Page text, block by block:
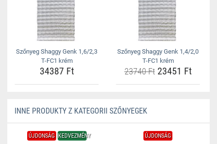
Szőnyeg Shaggy Genk 1,6/2,3
T-FC1 krém
34387 Ft
Szőnyeg Shaggy Genk 1,4/2,0
T-FC1 krém
23740 Ft23451 Ft
INNE PRODUKTY Z KATEGORII SZŐNYEGEK
ÚJDONSÁG KEDVEZMÉNY ÚJDONSÁG